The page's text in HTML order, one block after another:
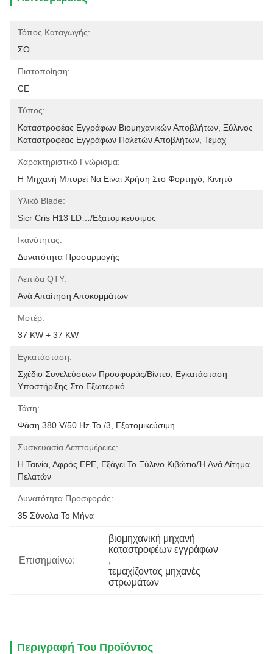
Τόπος Καταγωγής:
ΣΟ
Πιστοποίηση:
CE
Τύπος:
Καταστροφέας Εγγράφων Βιομηχανικών Αποβλήτων, Ξύλινος
Καταστροφέας Εγγράφων Παλετών Αποβλήτων, Τεμαχ
Χαρακτηριστικό Γνώρισμα:
Η Μηχανή Μπορεί Να Είναι Χρήση Στο Φορτηγό, Κινητό
Υλικό Blade:
Sicr Cris H13 LD…/εξατομικεύσιμος
Ικανότητας:
Δυνατότητα Προσαρμογής
Λεπίδα QTY:
Ανά Απαίτηση Αποκομμάτων
Μοτέρ:
37 KW + 37 KW
Εγκατάσταση:
Σχέδιο Συνελεύσεων Προσφοράς/βίντεο, Εγκατάσταση
Υποστήριξης Στο Εξωτερικό
Τάση:
Φάση 380 V/50 Hz Το /3, Εξατομικεύσιμη
Συσκευασία Λεπτομέρειες:
Η Ταινία, Αφρός EPE, Εξάγει Το Ξύλινο Κιβώτιο/ή Ανά Αίτημα
Πελατών
Δυνατότητα Προσφοράς:
35 Σύνολα Το Μήνα
Επισημαίνω:
βιομηχανική μηχανή
καταστροφέων εγγράφων
,
τεμαχίζοντας μηχανές
στρωμάτων
Περιγραφή Του Προϊόντος